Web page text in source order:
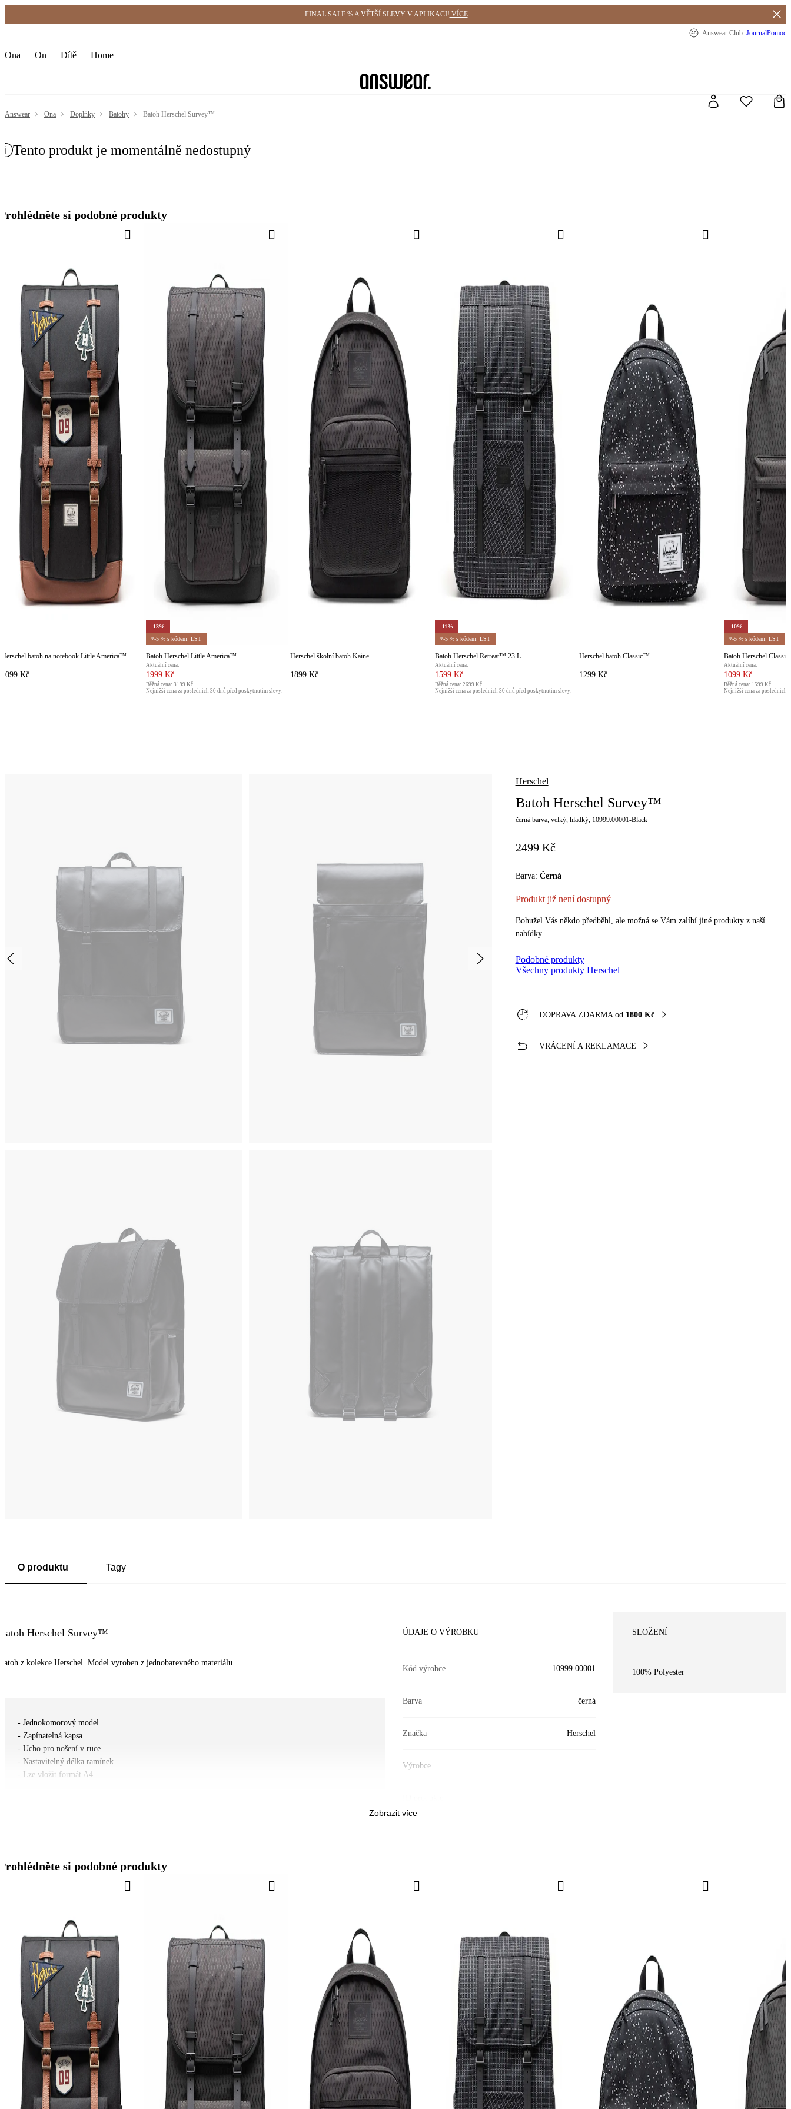
Doručení a vrácení zdarma (od 1800 Kč) Doručení i do 24 h
FINAL SALE % A VĚTŠÍ SLEVY V APLIKACI! VÍCE
Answear Club JournalPomoc
Ona On Dítě Home
Answear Ona Doplňky Batohy Batoh Herschel Survey™
Tento produkt je momentálně nedostupný
si podobné produkty
Herschel batoh na notebook Little America™
3099 Kč
-13%
*-5 % s kódem: LST
Batoh Herschel Little America™
Aktuální cena:
1999 Kč
Běžná cena: 3199 Kč
Nejnižší cena za posledních 30 dnů před poskytnutím slevy:
Herschel školní batoh Kaine
1899 Kč
-11%
*-5 % s kódem: LST
Batoh Herschel Retreat™ 23 L
Aktuální cena:
1599 Kč
Běžná cena: 2699 Kč
Nejnižší cena za posledních 30 dnů před poskytnutím slevy:
Herschel batoh Classic™
1299 Kč
-10%
*-5 % s kódem: LST
Batoh Herschel
Aktuální cena:
1099 Kč
Běžná cena: 1599 Kč
Nejnižší cena za posledních
Herschel
Batoh Herschel Survey™
černá barva, velký, hladký, 10999.00001-Black
2499 Kč
Barva: černá
Produkt již není dostupný
Bohužel Vás někdo předběhl, ale možná se Vám zalíbí jiné produkty z naší
nabídky.
Podobné produkty
Všechny produkty Herschel
DOPRAVA ZDARMA od 1800 Kč
VRÁCENÍ A REKLAMACE
O produktu Tagy
Herschel Survey™
z kolekce Herschel. Model vyroben z jednobarevného materiálu.
- Jednokomorový model.
- Zapínatelná kapsa.
- Ucho pro nošení v ruce.
- Nastavitelný délka ramínek.
- Lze vložit formát A4.
ÚDAJE O VÝROBKU
Kód výrobce 10999.00001
Barva černá
Značka Herschel
Výrobce
SLOŽENÍ
100% Polyester
Zobrazit více
si podobné produkty